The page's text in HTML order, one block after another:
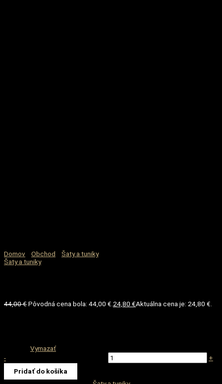
Domov Obchod Šaty a tuniky/ Šaty moonflower – sivá
Šaty a tuniky
44,00€Pôvodná cena bola: 44,00 €. 24,80 €Aktuálna cena je: 24,80 €.
Vymazať
-
+
Pridať do košíka